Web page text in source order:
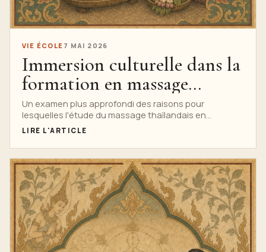
VIE ÉCOLE 7 MAI 2026
Immersion culturelle dans la
formation en massage
thaïlandais
Un examen plus approfondi des raisons pour
lesquelles l'étude du massage thaïlandais en
Thaïlande ajoute une culture culturelle, une éthique,
une conscience rituelle, une anatomie et un contexte
professionnel.
LIRE L'ARTICLE